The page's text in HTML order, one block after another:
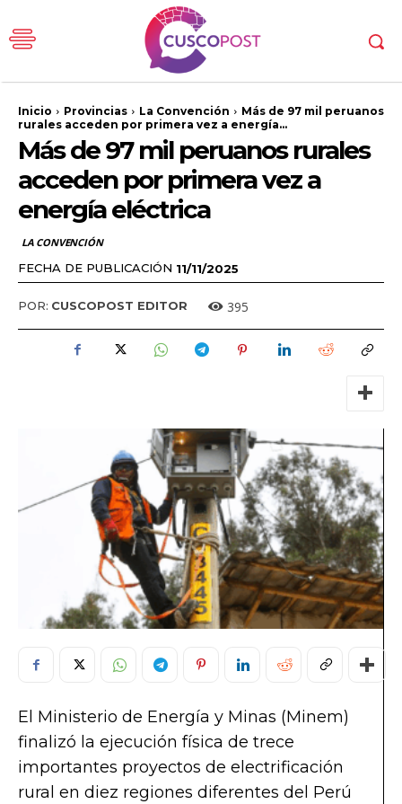
Inicio Provincias La Convención
Más de 97 mil peruanos
rurales acceden por primera vez a energía...
Más de 97 mil peruanos rurales
acceden por primera vez a
energía eléctrica
LA CONVENCIÓN
FECHA DE PUBLICACIÓN 11/11/2025
POR: CUSCOPOST EDITOR 395
El Ministerio de Energía y Minas (Minem)
finalizó la ejecución física de trece
importantes proyectos de electrificación
rural en diez regiones diferentes del Perú